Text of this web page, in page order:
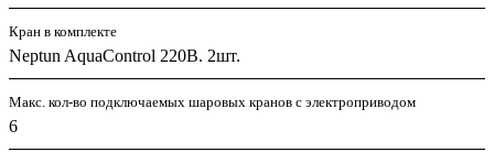
Кран в комплекте
Neptun AquaControl 220В. 2шт.
Макс. кол-во подключаемых шаровых кранов с электроприводом
6